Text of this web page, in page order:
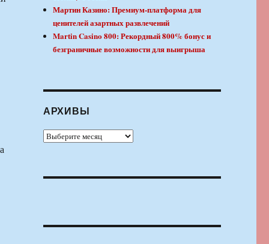
Мартин Казино: Премиум-платформа для
ценителей азартных развлечений
Martin Casino 800: Рекордный 800% бонус и
безграничные возможности для выигрыша
АРХИВЫ
Архивы